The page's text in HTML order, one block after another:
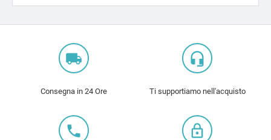
local_shipping
Consegna in 24 Ore
headset_mic
Ti supportiamo nell'acquisto
local_phone lock_outline